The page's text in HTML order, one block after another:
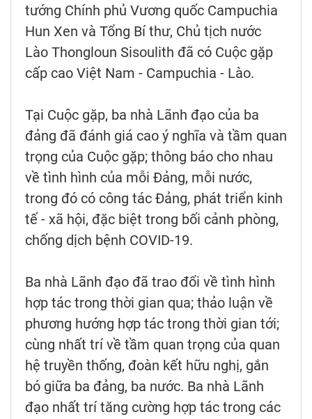
tướng Chính phủ Vương quốc Campuchia
Hun Xen và Tổng Bí thư, Chủ tịch nước
Lào Thongloun Sisoulith đã có Cuộc gặp
cấp cao Việt Nam - Campuchia - Lào.
Tại Cuộc gặp, ba nhà Lãnh đạo của ba
đảng đã đánh giá cao ý nghĩa và tầm quan
trọng của Cuộc gặp; thông báo cho nhau
về tình hình của mỗi Đảng, mỗi nước,
trong đó có công tác Đảng, phát triển kinh
tế - xã hội, đặc biệt trong bối cảnh phòng,
chống dịch bệnh COVID-19.
Ba nhà Lãnh đạo đã trao đổi về tình hình
hợp tác trong thời gian qua; thảo luận về
phương hướng hợp tác trong thời gian tới;
cùng nhất trí về tầm quan trọng của quan
hệ truyền thống, đoàn kết hữu nghị, gắn
bó giữa ba đảng, ba nước. Ba nhà Lãnh
đạo nhất trí tăng cường hợp tác trong các